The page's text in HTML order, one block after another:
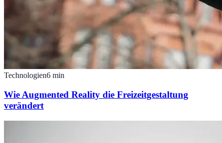
Technologien6 min
Wie Augmented Reality die Freizeitgestaltung
verändert